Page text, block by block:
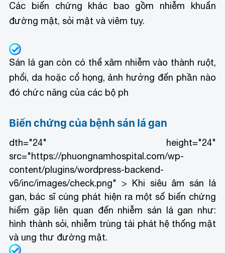
Các biến chứng khác bao gồm nhiễm khuẩn
đường mật, sỏi mật và viêm tụy.
Sán lá gan còn có thể xâm nhiễm vào thành ruột,
phổi, da hoặc cổ họng, ảnh hưởng đến phần nào
đó chức năng của các bộ ph
Biến chứng của bệnh sán lá gan
dth="24" height="24"
src="https://phuongnamhospital.com/wp-
content/plugins/wordpress-backend-
v6/inc/images/check.png" > Khi siêu âm sán lá
gan, bác sĩ cúng phát hiện ra một số biến chứng
hiếm gặp liên quan đến nhiễm sán lá gan như:
hình thành sỏi, nhiễm trùng tái phát hệ thống mật
và ung thư đường mật.